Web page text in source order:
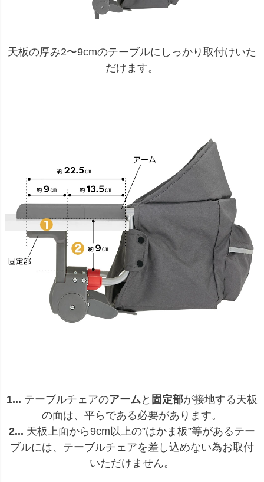
天板の厚み2〜9cmのテーブルにしっかり取付けいた
だけます。
1... テーブルチェアのアーム と 固定部が接地する天板
の面は、平らである必要があります。
2... 天板上面から9cm以上の”はかま板”等があるテー
ブルには、テーブルチェアを差し込めない為お取付
いただけません。